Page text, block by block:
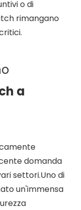
o di
rimangano
a
domanda
settori.Uno di
un'immensa